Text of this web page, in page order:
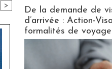
>
De la demande de
d’arrivée : Action-
formalités de voyage